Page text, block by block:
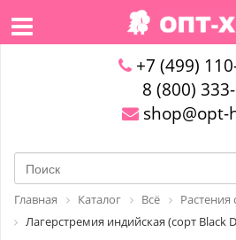
+7 (499)
8 (800)
shop@opt-
Главная Каталог Всё
Растения
Лагерстремия индийская (сорт Black